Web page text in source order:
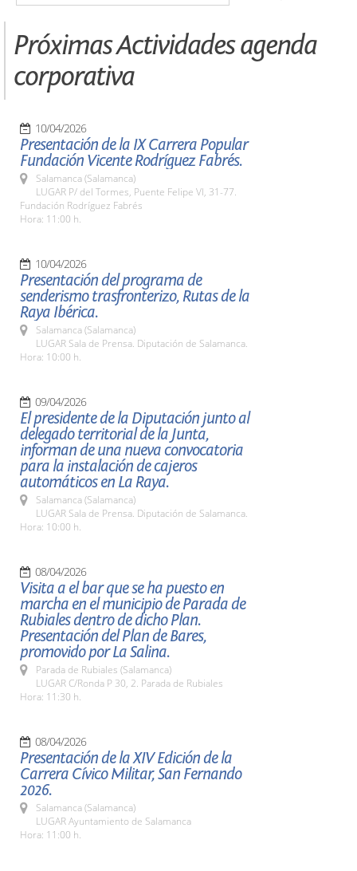
Próximas Actividades agenda
corporativa
10/04/2026
Presentación de la IX Carrera Popular
Fundación Vicente Rodríguez Fabrés.
Salamanca (Salamanca)
LUGAR P/ del Tormes, Puente Felipe VI, 31-77.
Fundación Rodríguez Fabrés
Hora: 11:00 h.
10/04/2026
Presentación del programa de
senderismo trasfronterizo, Rutas de la
Raya Ibérica.
Salamanca (Salamanca)
LUGAR Sala de Prensa. Diputación de Salamanca.
Hora: 10:00 h.
09/04/2026
El presidente de la Diputación junto al
delegado territorial de la Junta,
informan de una nueva convocatoria
para la instalación de cajeros
automáticos en La Raya.
Salamanca (Salamanca)
LUGAR Sala de Prensa. Diputación de Salamanca.
Hora: 10:00 h.
08/04/2026
Visita a el bar que se ha puesto en
marcha en el municipio de Parada de
Rubiales dentro de dicho Plan.
Presentación del Plan de Bares,
promovido por La Salina.
Parada de Rubiales (Salamanca)
LUGAR C/Ronda P 30, 2. Parada de Rubiales
Hora: 11:30 h.
08/04/2026
Presentación de la XIV Edición de la
Carrera Cívico Militar, San Fernando
2026.
Salamanca (Salamanca)
LUGAR Ayuntamiento de Salamanca
Hora: 11:00 h.